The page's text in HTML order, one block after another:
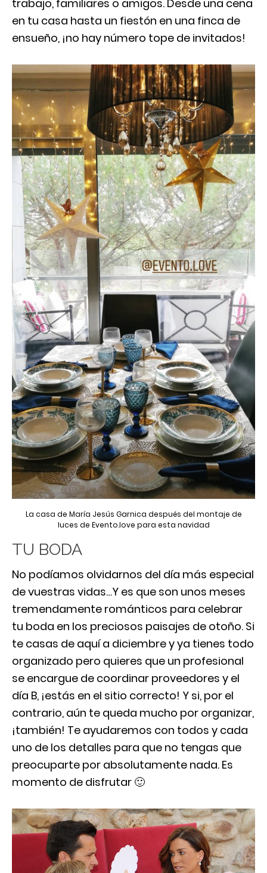
trabajo, familiares o amigos. Desde una cena
en tu casa hasta un fiestón en una finca de
ensueño, ¡no hay número tope de invitados!
La casa de María Jesús Garnica después del montaje de
luces de Evento.love para esta navidad
TU BODA
No podíamos olvidarnos del día más especial
de vuestras vidas…Y es que son unos meses
tremendamente románticos para celebrar
tu boda en los preciosos paisajes de otoño. Si
te casas de aquí a diciembre y ya tienes todo
organizado pero quieres que un profesional
se encargue de coordinar proveedores y el
día B, ¡estás en el sitio correcto! Y si, por el
contrario, aún te queda mucho por organizar,
¡también! Te ayudaremos con todos y cada
uno de los detalles para que no tengas que
preocuparte por absolutamente nada. Es
momento de disfrutar 🙂